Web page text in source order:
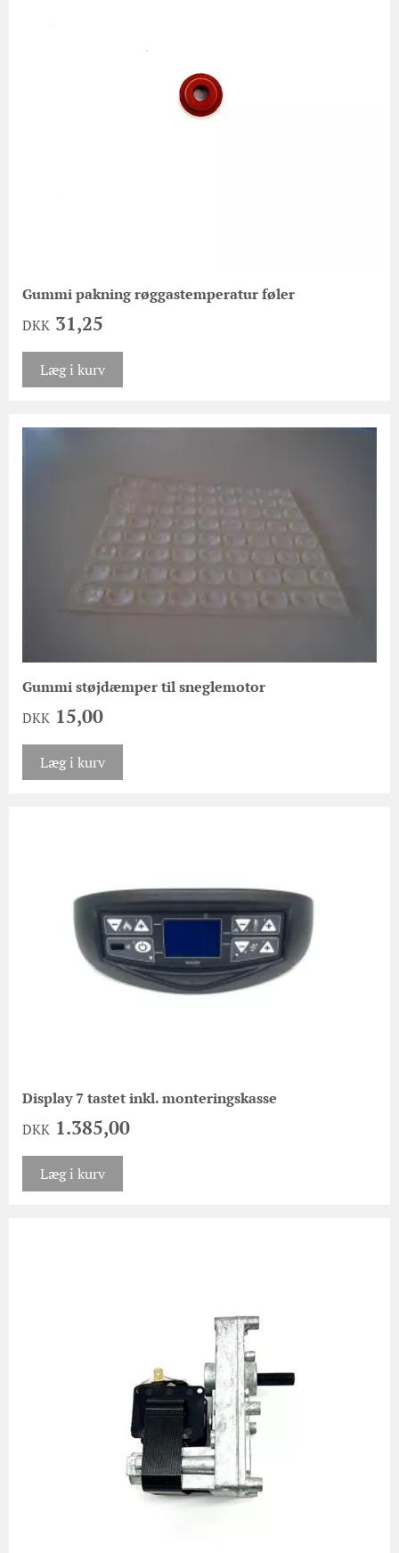
Gummi pakning røggastemperatur føler
DKK 31,25
Læg i kurv
Gummi støjdæmper til sneglemotor
DKK 15,00
Læg i kurv
Display 7 tastet inkl. monteringskasse
DKK 1.385,00
Læg i kurv